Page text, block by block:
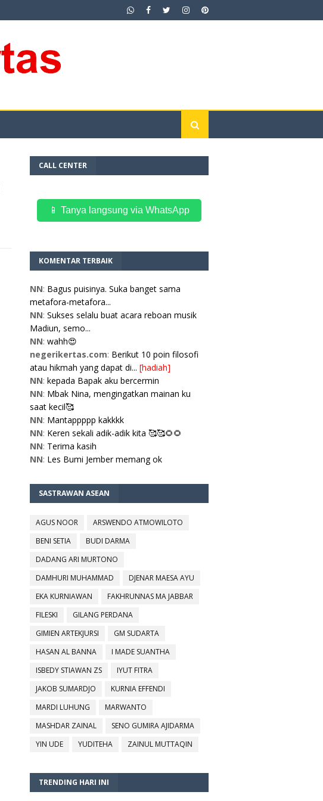
CALL CENTER
📱 Tanya langsung via WhatsApp
KOMENTAR TERBAIK
NN: Bagus puisinya. Suka banget sama
metafora-metafora...
NN: Sukses selalu buat acara reboan musik
Madiun, semo...
NN: wahh😍
negerikertas.com: Berikut 10 poin filosofi
atau hikmah yang dapat di... [hadiah]
NN: kepada Bapak aku bercermin
NN: Mbak Nina, mengingatkan mainan ku
saat kecil🥰
NN: Mantappppp kakkkk
NN: Keren sekali adik-adik kita 🥰🥰🌻🌻
NN: Terima kasih
NN: Les Bumi Jember memang ok
SASTRAWAN ASEAN
AGUS NOOR
ARSWENDO ATMOWILOTO
BENI SETIA
BUDI DARMA
DADANG ARI MURTONO
DAMHURI MUHAMMAD
DJENAR MAESA AYU
EKA KURNIAWAN
FAKHRUNNAS MA JABBAR
FILESKI
GILANG PERDANA
GIMIEN ARTEKJURSI
GM SUDARTA
HASAN AL BANNA
I MADE SUANTHA
ISBEDY STIAWAN ZS
IYUT FITRA
JAKOB SUMARDJO
KURNIA EFFENDI
MARDI LUHUNG
MARWANTO
MASHDAR ZAINAL
SENO GUMIRA AJIDARMA
YIN UDE
YUDITEHA ZAINUL MUTTAQIN
TRENDING HARI INI